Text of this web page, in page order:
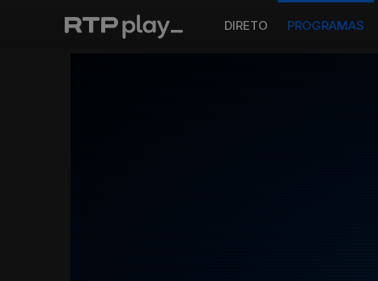
DIRETO PROGRAMAS